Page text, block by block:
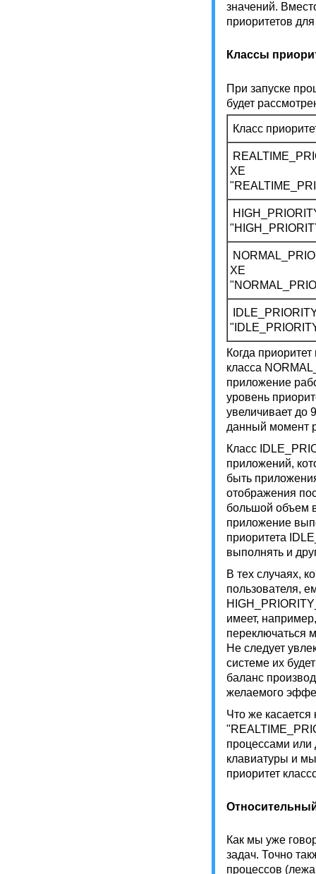
значений.
приоритетов
Классы
При запуске
будет
Класс
XE
XE
Когда
класса
приложение
уровень
увеличивает до
данный момент
Класс
приложений,
быть
отображения
большой объем
приложение
приоритета
выполнять и
В тех случаях,
пользователя,
имеет,
переключаться
Не следует
системе их
баланс
желаемого
Что же
процессами или
клавиатуры и
приоритет
Как мы уже
задач. Точно
процессов